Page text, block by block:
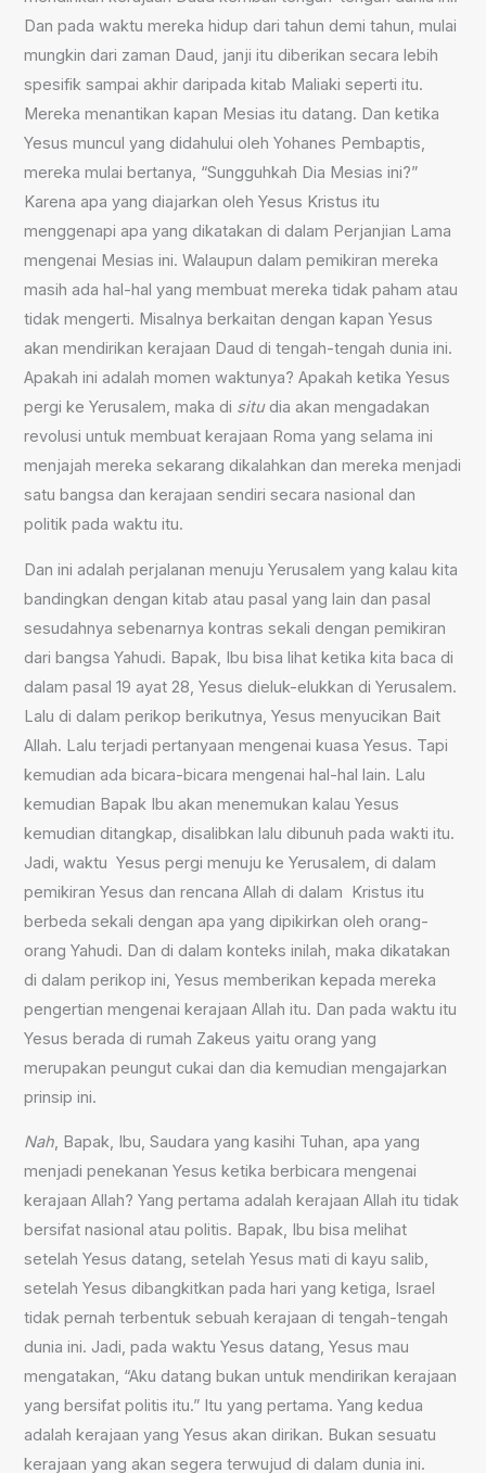
Dan pada waktu mereka hidup dari tahun demi tahun, mulai
mungkin dari zaman Daud, janji itu diberikan secara lebih
spesifik sampai akhir daripada kitab Maliaki seperti itu.
Mereka menantikan kapan Mesias itu datang. Dan ketika
Yesus muncul yang didahului oleh Yohanes Pembaptis,
mereka mulai bertanya, “Sungguhkah Dia Mesias ini?”
Karena apa yang diajarkan oleh Yesus Kristus itu
menggenapi apa yang dikatakan di dalam Perjanjian Lama
mengenai Mesias ini. Walaupun dalam pemikiran mereka
masih ada hal-hal yang membuat mereka tidak paham atau
tidak mengerti. Misalnya berkaitan dengan kapan Yesus
akan mendirikan kerajaan Daud di tengah-tengah dunia ini.
Apakah ini adalah momen waktunya? Apakah ketika Yesus
pergi ke Yerusalem, maka di situdia akan mengadakan
revolusi untuk membuat kerajaan Roma yang selama ini
menjajah mereka sekarang dikalahkan dan mereka menjadi
satu bangsa dan kerajaan sendiri secara nasional dan
politik pada waktu itu.
Dan ini adalah perjalanan menuju Yerusalem yang kalau kita
bandingkan dengan kitab atau pasal yang lain dan pasal
sesudahnya sebenarnya kontras sekali dengan pemikiran
dari bangsa Yahudi. Bapak, Ibu bisa lihat ketika kita baca di
dalam pasal 19 ayat 28, Yesus dieluk-elukkan di Yerusalem.
Lalu di dalam perikop berikutnya, Yesus menyucikan Bait
Allah. Lalu terjadi pertanyaan mengenai kuasa Yesus. Tapi
kemudian ada bicara-bicara mengenai hal-hal lain. Lalu
kemudian Bapak Ibu akan menemukan kalau Yesus
kemudian ditangkap, disalibkan lalu dibunuh pada wakti itu.
Jadi, waktu Yesus pergi menuju ke Yerusalem, di dalam
pemikiran Yesus dan rencana Allah di dalam Kristus itu
berbeda sekali dengan apa yang dipikirkan oleh orang-
orang Yahudi. Dan di dalam konteks inilah, maka dikatakan
di dalam perikop ini, Yesus memberikan kepada mereka
pengertian mengenai kerajaan Allah itu. Dan pada waktu itu
Yesus berada di rumah Zakeus yaitu orang yang
merupakan peungut cukai dan dia kemudian mengajarkan
prinsip ini.
Nah, Bapak, Ibu, Saudara yang kasihi Tuhan, apa yang
menjadi penekanan Yesus ketika berbicara mengenai
kerajaan Allah? Yang pertama adalah kerajaan Allah itu tidak
bersifat nasional atau politis. Bapak, Ibu bisa melihat
setelah Yesus datang, setelah Yesus mati di kayu salib,
setelah Yesus dibangkitkan pada hari yang ketiga, Israel
tidak pernah terbentuk sebuah kerajaan di tengah-tengah
dunia ini. Jadi, pada waktu Yesus datang, Yesus mau
mengatakan, “Aku datang bukan untuk mendirikan kerajaan
yang bersifat politis itu.” Itu yang pertama. Yang kedua
adalah kerajaan yang Yesus akan dirikan. Bukan sesuatu
kerajaan yang akan segera terwujud di dalam dunia ini.